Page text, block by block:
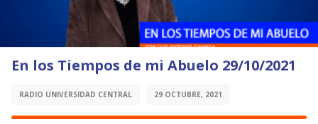
En los Tiempos de mi Abuelo 29/10/2021
RADIO UNIVERSIDAD CENTRAL 29 OCTUBRE, 2021